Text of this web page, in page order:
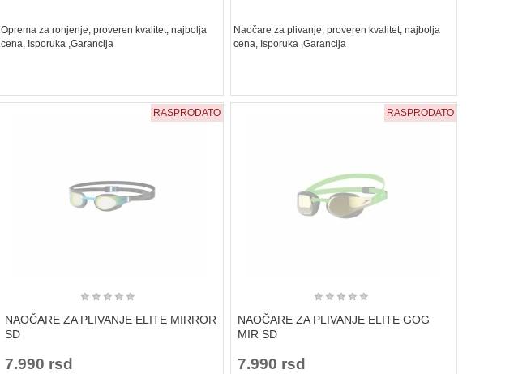
Oprema za ronjenje, proveren kvalitet, najbolja
cena, Isporuka ,Garancija
Naočare za plivanje, proveren kvalitet, najbolja
cena, Isporuka ,Garancija
RASPRODATO
★ ★ ★ ★ ★
NAOČARE ZA PLIVANJE ELITE MIRROR
SD
7.990 rsd
RASPRODATO
★ ★ ★ ★ ★
NAOČARE ZA PLIVANJE ELITE GOG
MIR SD
7.990 rsd